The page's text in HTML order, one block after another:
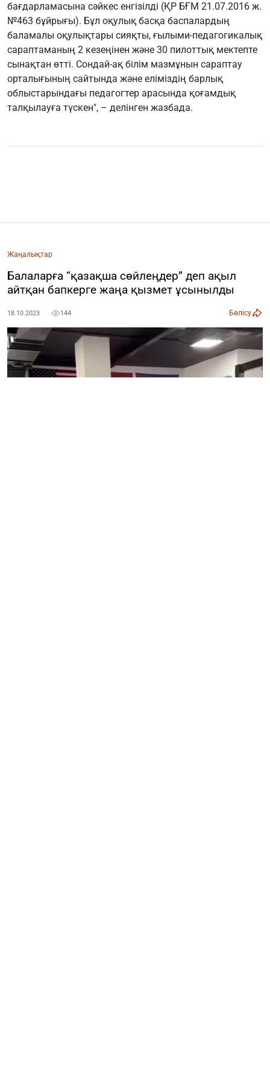
бағдарламасына сәйкес енгізілді (ҚР БҒМ 21.07.2016 ж.
№463 бұйрығы). Бұл оқулық басқа баспалардың
баламалы оқулықтары сияқты, ғылыми-педагогикалық
сараптаманың 2 кезеңінен және 30 пилоттық мектепте
сынақтан өтті. Сондай-ақ білім мазмұнын сараптау
орталығының сайтында және еліміздің барлық
облыстарындағы педагогтер арасында қоғамдық
талқылауға түскен", – делінген жазбада.
Жаңалықтар
Балаларға “қазақша сөйлеңдер” деп ақыл
айтқан бапкерге жаңа қызмет ұсынылды
18.10.2023 144 Бөлісу